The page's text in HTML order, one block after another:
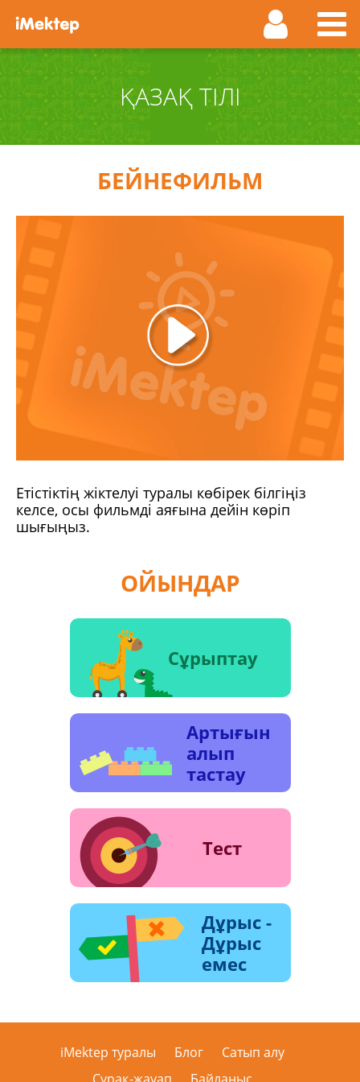
ҚАЗАҚ ТІЛІ
БЕЙНЕФИЛЬМ
Етістіктің жіктелуі туралы көбірек білгіңіз
келсе, осы фильмді аяғына дейін көріп
шығыңыз.
ОЙЫНДАР
Сұрыптау
Артығын
алып
тастау
Тест
Дұрыс -
Дұрыс
емес
iMektep туралы Блог
Сатып алу